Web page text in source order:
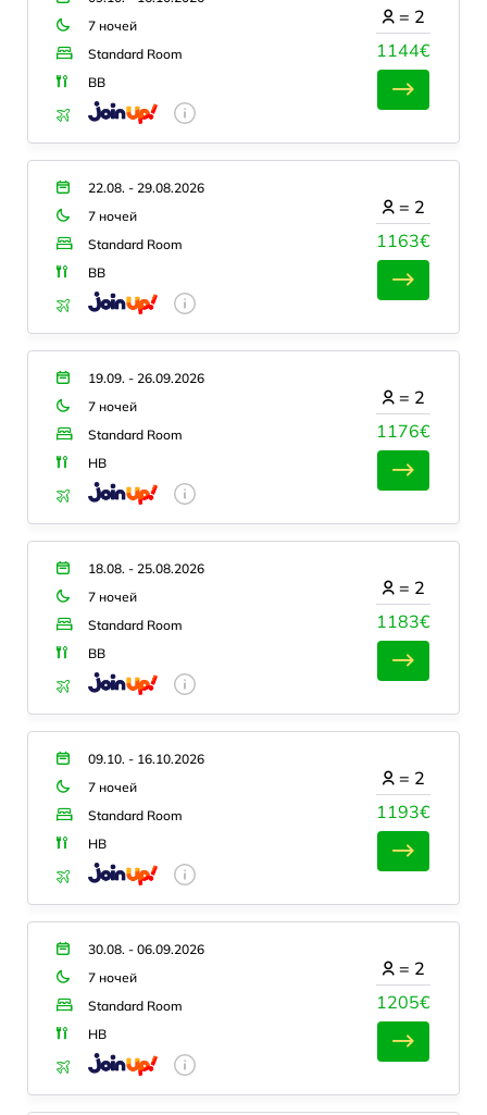
7 ночей
Standard Room
BB
1144€
= 2
22.08. - 29.08.2026
7 ночей
Standard Room
BB
1163€
= 2
19.09. - 26.09.2026
7 ночей
Standard Room
HB
1176€
= 2
18.08. - 25.08.2026
7 ночей
Standard Room
BB
1183€
= 2
09.10. - 16.10.2026
7 ночей
Standard Room
HB
1193€
= 2
30.08. - 06.09.2026
7 ночей
Standard Room
HB
1205€
= 2